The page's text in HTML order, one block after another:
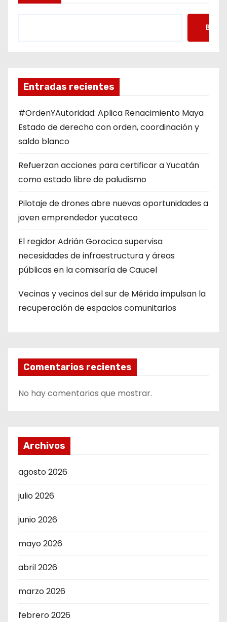
Entradas recientes
#OrdenYAutoridad: Aplica Renacimiento Maya
Estado de derecho con orden, coordinación y
saldo blanco
Refuerzan acciones para certificar a Yucatán
como estado libre de paludismo
Pilotaje de drones abre nuevas oportunidades a
joven emprendedor yucateco
El regidor Adrián Gorocica supervisa
necesidades de infraestructura y áreas
públicas en la comisaría de Caucel
Vecinas y vecinos del sur de Mérida impulsan la
recuperación de espacios comunitarios
Comentarios recientes
No hay comentarios que mostrar.
Archivos
agosto 2026
julio 2026
junio 2026
mayo 2026
abril 2026
marzo 2026
febrero 2026